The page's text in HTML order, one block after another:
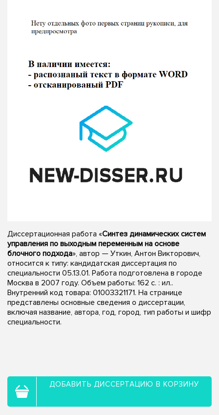
Диссертационная работа «Синтез динамических систем
управления по выходным переменным на основе
блочного подхода», автор — Уткин, Антон Викторович,
относится к типу: кандидатская диссертация по
специальности 05.13.01. Работа подготовлена в городе
Москва в 2007 году. Объем работы: 162 с. : ил..
Внутренний код товара: 01003321171. На странице
представлены основные сведения о диссертации,
включая название, автора, год, город, тип работы и шифр
специальности.
ДОБАВИТЬ ДИССЕРТАЦИЮ В КОРЗИНУ